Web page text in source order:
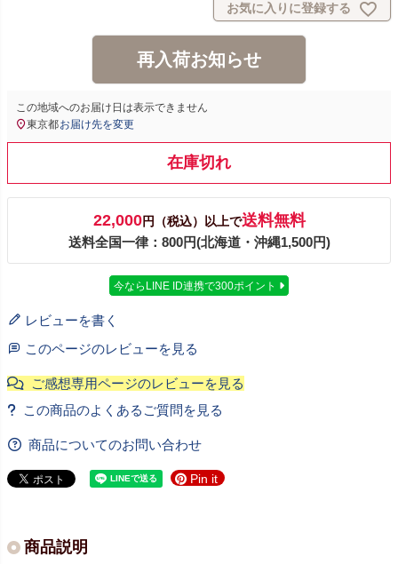
お気に入りに登録する
再入荷お知らせ
この地域へのお届け日は表示できません
東京都お届け先を変更
在庫切れ
22,000円（税込）以上で送料無料
送料全国一律：800円(北海道・沖縄1,500円)
今ならLINE ID連携で300ポイント
レビューを書く
このページのレビューを見る
商品についてのお問い合わせ
Pin it
商品説明